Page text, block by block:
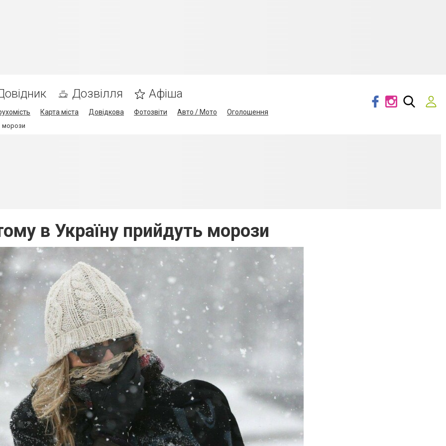
Дозвілля Афіша
Карта міста Довідкова Фотозвіти Авто / Мото Оголошення
морози
в Україну прийдуть морози